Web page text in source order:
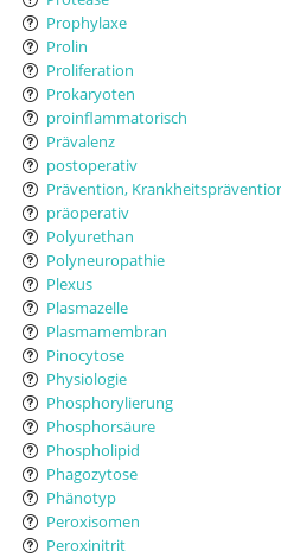
Prophylaxe
Prolin
Proliferation
Prokaryoten
proinflammatorisch
Prävalenz
postoperativ
Prävention,
präoperativ
Polyurethan
Polyneuropathie
Plexus
Plasmazelle
Plasmamembran
Pinocytose
Physiologie
Phosphorylierung
Phosphorsäure
Phospholipid
Phagozytose
Phänotyp
Peroxisomen
Peroxinitrit